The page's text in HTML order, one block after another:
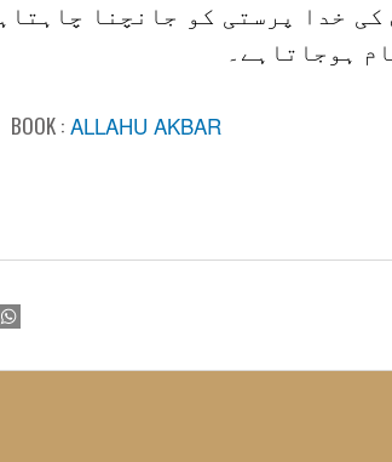
خدا پرستی کو جانچنا
ہوجاتاہے۔
BOOK : ALLAHU AKBAR